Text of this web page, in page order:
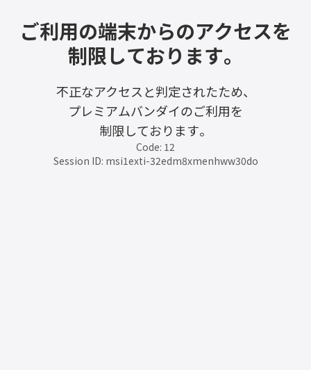
ご利用の端末からのアクセスを
制限しております。
不正なアクセスと判定されたため、
プレミアムバンダイのご利用を
制限しております。
Code: 12
Session ID: msi1exti-32edm8xmenhww30do